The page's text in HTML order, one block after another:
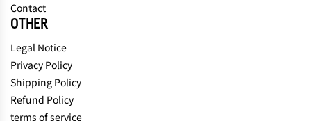
Contact
OTHER
Legal Notice
Privacy Policy
Shipping Policy
Refund Policy
terms of service